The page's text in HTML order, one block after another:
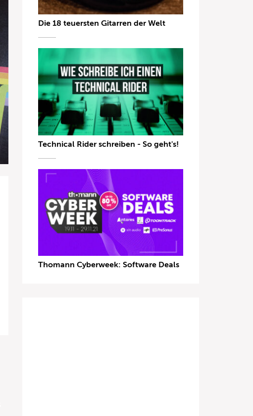
Die 18 teuersten Gitarren der Welt
Technical Rider schreiben - So geht's!
Thomann Cyberweek: Software Deals